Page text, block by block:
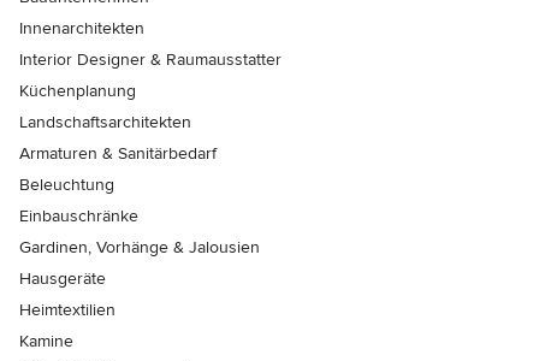
Innenarchitekten
Interior Designer & Raumausstatter
Küchenplanung
Landschaftsarchitekten
Armaturen & Sanitärbedarf
Beleuchtung
Einbauschränke
Gardinen, Vorhänge & Jalousien
Hausgeräte
Heimtextilien
Kamine